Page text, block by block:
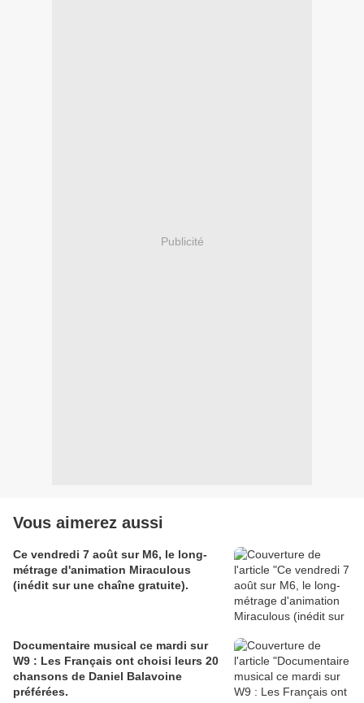
Publicité
Vous aimerez aussi
Ce vendredi 7 août sur M6, le long-
métrage d'animation Miraculous
(inédit sur une chaîne gratuite).
Documentaire musical ce mardi sur
W9 : Les Français ont choisi leurs 20
chansons de Daniel Balavoine
préférées.